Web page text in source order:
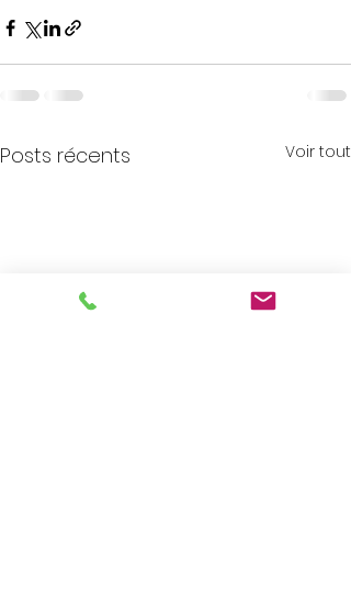
Posts récents Voir tout